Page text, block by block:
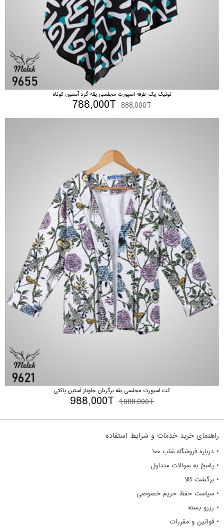
تونیک یک طرفه اسپورت مجلسی یقه گرد آستین کوتاه
888,000T
788,000T
کت اسپورت مجلسی یقه برگردان جلوباز آستین پاکتی
1,088,000T
988,000T
راهنمای خرید خدمات و شرایط استفاده
• درباره فروشگاه شاپ ۱۰۰
• پاسخ به سوالات متداول
• برگشت کالا
• سیاست حفظ حریم خصوصی
• رزرو بسته
• قوانین و مقررات